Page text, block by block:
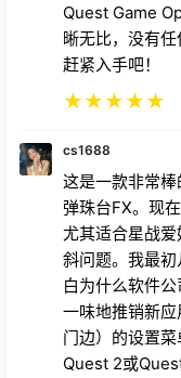
Quest Game
晰无比，没有任
赶紧入手吧！
★★★★★
cs1688
这是一款非常
弹珠台FX。现
尤其适合星战
斜问题。我最
白为什么软件
一味地推销新
门边）的设置
Quest 2或